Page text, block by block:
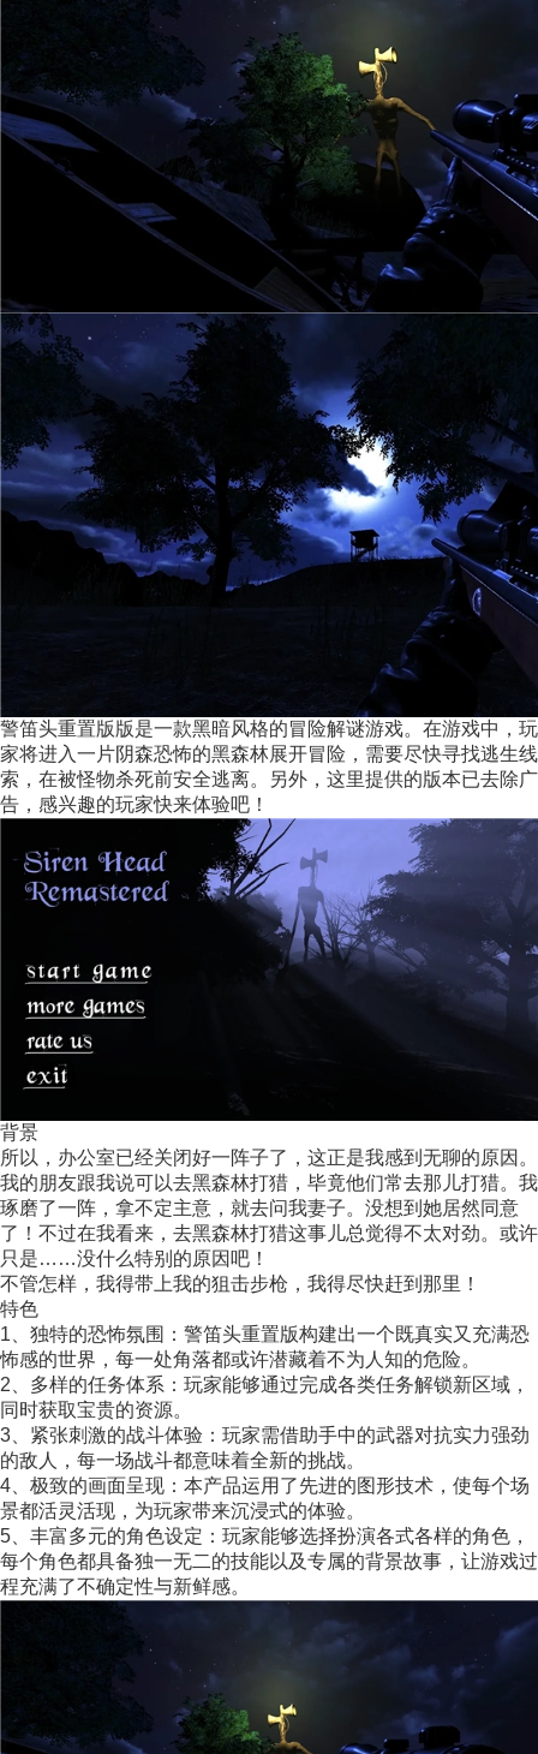
警笛头重置版版是一款黑暗风格的冒险解谜游戏。在游戏中，玩
家将进入一片阴森恐怖的黑森林展开冒险，需要尽快寻找逃生线
索，在被怪物杀死前安全逃离。另外，这里提供的版本已去除广
告，感兴趣的玩家快来体验吧！
背景
所以，办公室已经关闭好一阵子了，这正是我感到无聊的原因。
我的朋友跟我说可以去黑森林打猎，毕竟他们常去那儿打猎。我
琢磨了一阵，拿不定主意，就去问我妻子。没想到她居然同意
了！不过在我看来，去黑森林打猎这事儿总觉得不太对劲。或许
只是……没什么特别的原因吧！
不管怎样，我得带上我的狙击步枪，我得尽快赶到那里！
特色
1、独特的恐怖氛围：警笛头重置版构建出一个既真实又充满恐
怖感的世界，每一处角落都或许潜藏着不为人知的危险。
2、多样的任务体系：玩家能够通过完成各类任务解锁新区域，
同时获取宝贵的资源。
3、紧张刺激的战斗体验：玩家需借助手中的武器对抗实力强劲
的敌人，每一场战斗都意味着全新的挑战。
4、极致的画面呈现：本产品运用了先进的图形技术，使每个场
景都活灵活现，为玩家带来沉浸式的体验。
5、丰富多元的角色设定：玩家能够选择扮演各式各样的角色，
每个角色都具备独一无二的技能以及专属的背景故事，让游戏过
程充满了不确定性与新鲜感。